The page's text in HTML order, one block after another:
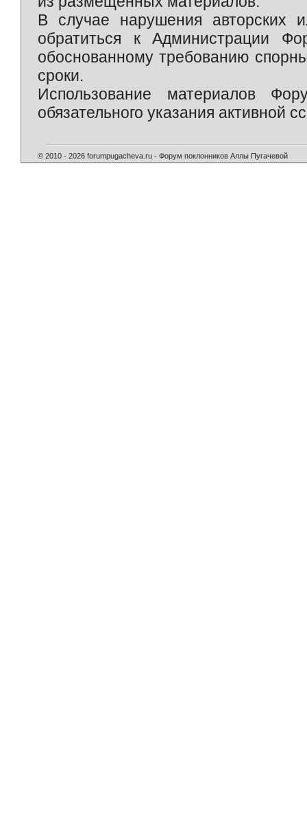
В случае нарушения авторских
обратиться к Администрации
обоснованному требованию
сроки.
Использование материалов
обязательного указания активной
© 2010 - 2026 forumpugacheva.ru - Форум поклонников Аллы Пугачевой